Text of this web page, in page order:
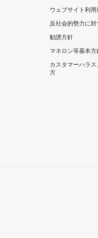
ウェブサイト利用
反社会的勢力に
勧誘方針
マネロン等基本方
カスタマーハラ
方